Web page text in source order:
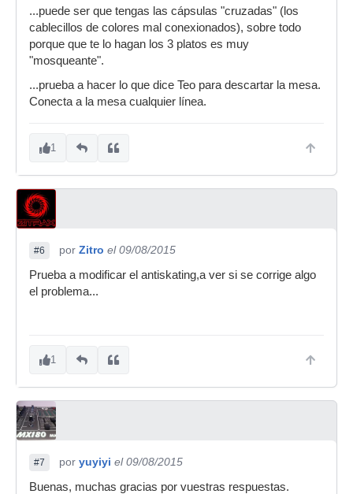
...puede ser que tengas las cápsulas "cruzadas" (los
cablecillos de colores mal conexionados), sobre todo
porque que te lo hagan los 3 platos es muy
"mosqueante".
...prueba a hacer lo que dice Teo para descartar la mesa.
Conecta a la mesa cualquier línea.
1
#6 por Zitro el 09/08/2015
Prueba a modificar el antiskating,a ver si se corrige algo
el problema...
1
#7 por yuyiyi el 09/08/2015
Buenas, muchas gracias por vuestras respuestas.